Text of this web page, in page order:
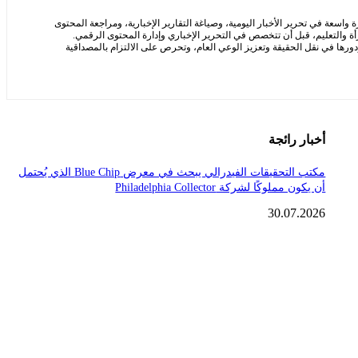
في تحرير الأخبار اليومية، وصياغة التقارير الإخبارية، ومراجعة المحتوى
والتعليم، قبل أن تتخصص في التحرير الإخباري وإدارة المحتوى الرقمي.
في نقل الحقيقة وتعزيز الوعي العام، وتحرص على الالتزام بالمصداقية
أخبار رائجة
مكتب التحقيقات الفيدرالي يبحث في معرض Blue Chip الذي يُحتمل
أن يكون مملوكًا لشركة Philadelphia Collector
30.07.2026